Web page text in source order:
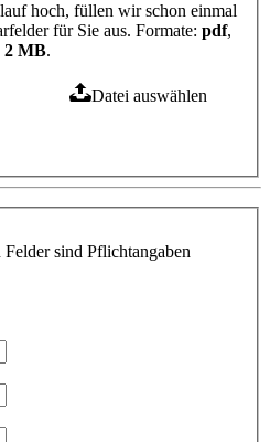
hoch, füllen wir schon einmal
für Sie aus. Formate: pdf,
2 MB.
Datei auswählen
Felder sind Pflichtangaben